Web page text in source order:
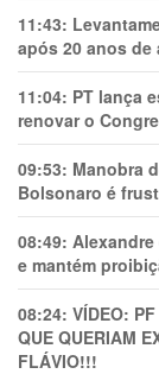
11:43:
após 20 anos
11:04: PT lança
renovar o
09:53: Manobra
Bolsonaro é
08:49:
e mantém
08:24: VÍDEO:
QUE QUERIAM
FLÁVIO!!!